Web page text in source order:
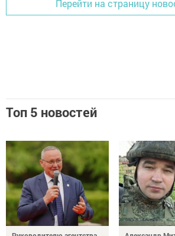
Перейти на страницу
Топ 5 новостей